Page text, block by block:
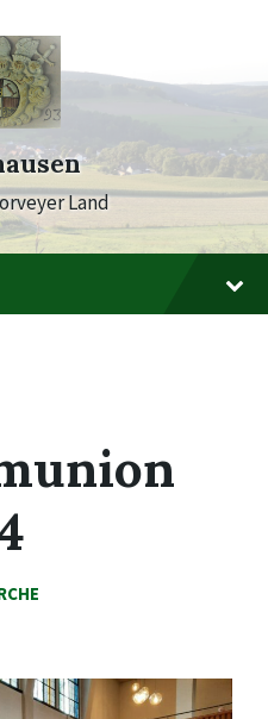
Land